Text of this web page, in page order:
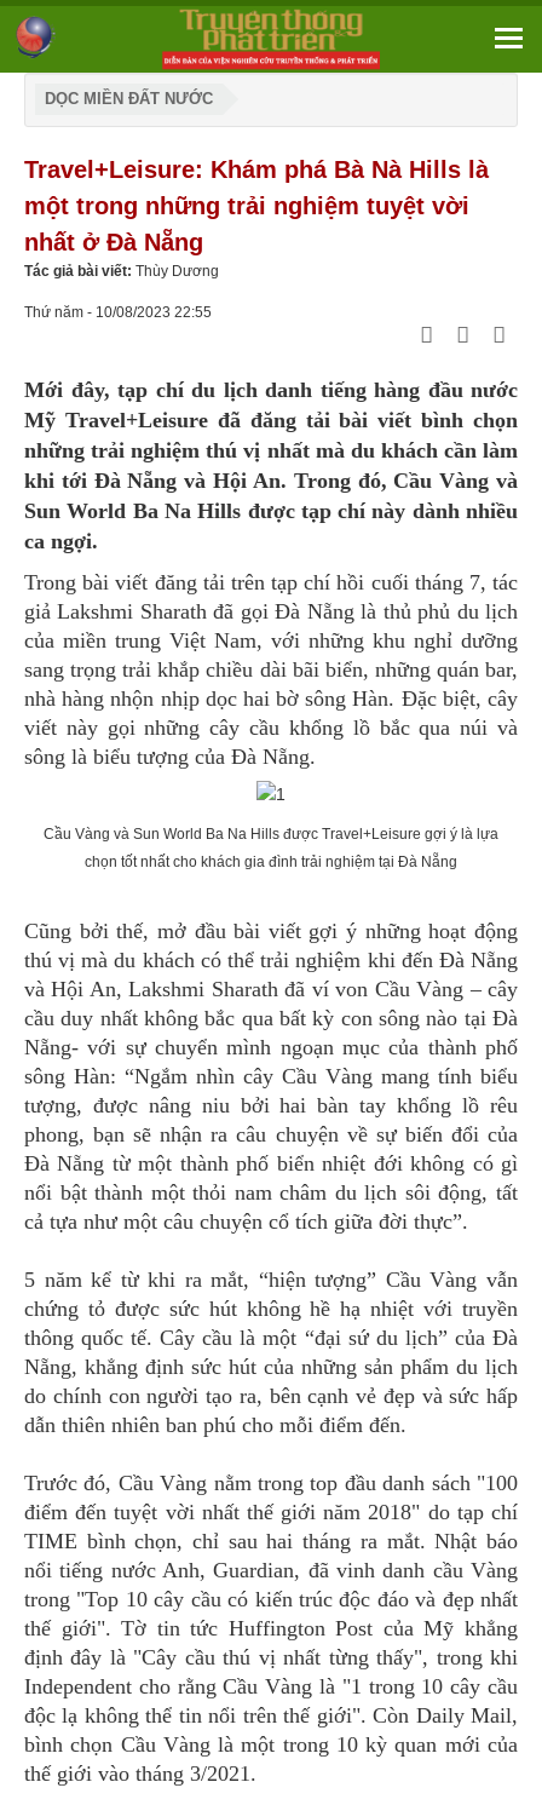
DỌC MIỀN ĐẤT NƯỚC
Travel+Leisure: Khám phá Bà Nà Hills là
một trong những trải nghiệm tuyệt vời
nhất ở Đà Nẵng
Tác giả bài viết: Thùy Dương
Thứ năm - 10/08/2023 22:55
Mới đây, tạp chí du lịch danh tiếng hàng đầu nước
Mỹ Travel+Leisure đã đăng tải bài viết bình chọn
những trải nghiệm thú vị nhất mà du khách cần làm
khi tới Đà Nẵng và Hội An. Trong đó, Cầu Vàng và
Sun World Ba Na Hills được tạp chí này dành nhiều
ca ngợi.
Trong bài viết đăng tải trên tạp chí hồi cuối tháng 7, tác
giả Lakshmi Sharath đã gọi Đà Nẵng là thủ phủ du lịch
của miền trung Việt Nam, với những khu nghỉ dưỡng
sang trọng trải khắp chiều dài bãi biển, những quán bar,
nhà hàng nhộn nhịp dọc hai bờ sông Hàn. Đặc biệt, cây
viết này gọi những cây cầu khổng lồ bắc qua núi và
sông là biểu tượng của Đà Nẵng.
Cầu Vàng và Sun World Ba Na Hills được Travel+Leisure gợi ý là lựa
chọn tốt nhất cho khách gia đình trải nghiệm tại Đà Nẵng
Cũng bởi thế, mở đầu bài viết gợi ý những hoạt động
thú vị mà du khách có thể trải nghiệm khi đến Đà Nẵng
và Hội An, Lakshmi Sharath đã ví von Cầu Vàng – cây
cầu duy nhất không bắc qua bất kỳ con sông nào tại Đà
Nẵng- với sự chuyển mình ngoạn mục của thành phố
sông Hàn: “Ngắm nhìn cây Cầu Vàng mang tính biểu
tượng, được nâng niu bởi hai bàn tay khổng lồ rêu
phong, bạn sẽ nhận ra câu chuyện về sự biến đổi của
Đà Nẵng từ một thành phố biển nhiệt đới không có gì
nổi bật thành một thỏi nam châm du lịch sôi động, tất
cả tựa như một câu chuyện cổ tích giữa đời thực”.
5 năm kể từ khi ra mắt, “hiện tượng” Cầu Vàng vẫn
chứng tỏ được sức hút không hề hạ nhiệt với truyền
thông quốc tế. Cây cầu là một “đại sứ du lịch” của Đà
Nẵng, khẳng định sức hút của những sản phẩm du lịch
do chính con người tạo ra, bên cạnh vẻ đẹp và sức hấp
dẫn thiên nhiên ban phú cho mỗi điểm đến.
Trước đó, Cầu Vàng nằm trong top đầu danh sách "100
điểm đến tuyệt vời nhất thế giới năm 2018" do tạp chí
TIME bình chọn, chỉ sau hai tháng ra mắt. Nhật báo
nổi tiếng nước Anh, Guardian, đã vinh danh cầu Vàng
trong "Top 10 cây cầu có kiến trúc độc đáo và đẹp nhất
thế giới". Tờ tin tức Huffington Post của Mỹ khẳng
định đây là "Cây cầu thú vị nhất từng thấy", trong khi
Independent cho rằng Cầu Vàng là "1 trong 10 cây cầu
độc lạ không thể tin nổi trên thế giới". Còn Daily Mail,
bình chọn Cầu Vàng là một trong 10 kỳ quan mới của
thế giới vào tháng 3/2021.